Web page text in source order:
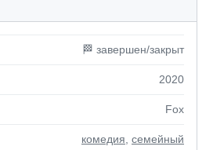
🏁 завершен/закрыт
2020
Fox
комедия семейный